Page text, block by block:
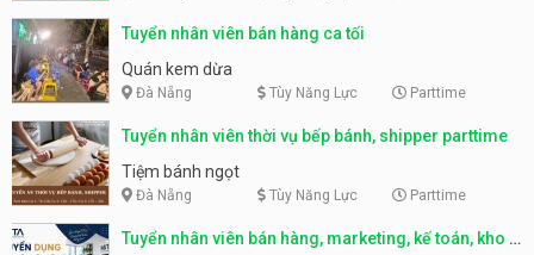
Tuyển nhân viên bán hàng ca tối
Quán kem dừa
Đà Nẵng Tùy Năng Lực Parttime
Tuyển nhân viên thời vụ bếp bánh, shipper parttime
Tiệm bánh ngọt
Đà Nẵng Tùy Năng Lực Parttime
Tuyển nhân viên bán hàng, marketing, kế toán, kho –